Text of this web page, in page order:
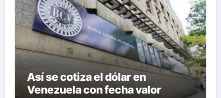
Así se cotiza el dólar en
Venezuela con fecha valor